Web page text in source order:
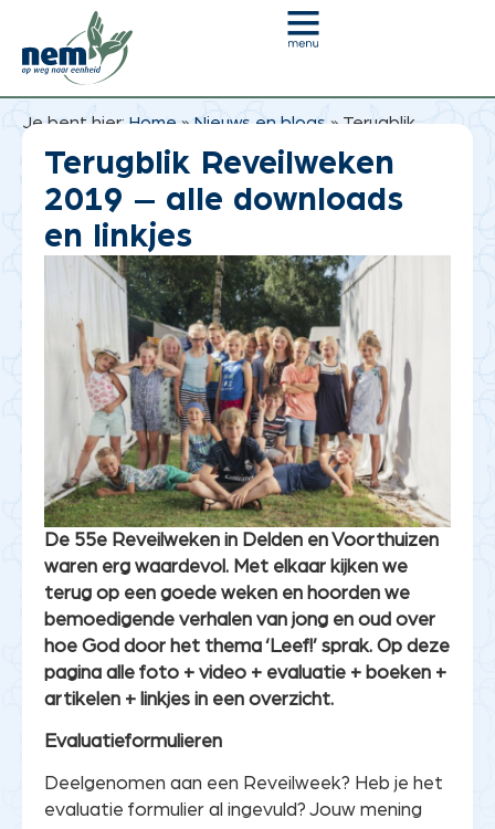
Je bent hier: Home»Nieuws en blogs» Terugblik
Reveilweken 2019 – alle downloads en linkjes
Terugblik Reveilweken
2019 – alle downloads
en linkjes
De 55e Reveilweken in Delden en Voorthuizen
waren erg waardevol. Met elkaar kijken we
terug op een goede weken en hoorden we
bemoedigende verhalen van jong en oud over
hoe God door het thema ‘Leef!’ sprak. Op deze
pagina alle foto + video + evaluatie + boeken +
artikelen + linkjes in een overzicht.
Evaluatieformulieren
Deelgenomen aan een Reveilweek? Heb je het
evaluatie formulier al ingevuld? Jouw mening